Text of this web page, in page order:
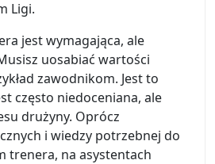
Ligi.
jest wymagająca, ale
uosabiać wartości
zawodnikom. Jest to
często niedoceniana, ale
drużyny. Oprócz
i wiedzy potrzebnej do
trenera, na asystentach